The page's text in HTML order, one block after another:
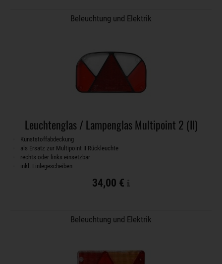
Beleuchtung und Elektrik
Leuchtenglas / Lampenglas Multipoint 2 (II)
Kunststoffabdeckung
als Ersatz zur Multipoint II Rückleuchte
rechts oder links einsetzbar
inkl. Einlegescheiben
34,00 €
Beleuchtung und Elektrik